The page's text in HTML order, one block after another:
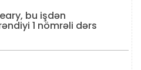
bu işdən
1 nömrəli dərs